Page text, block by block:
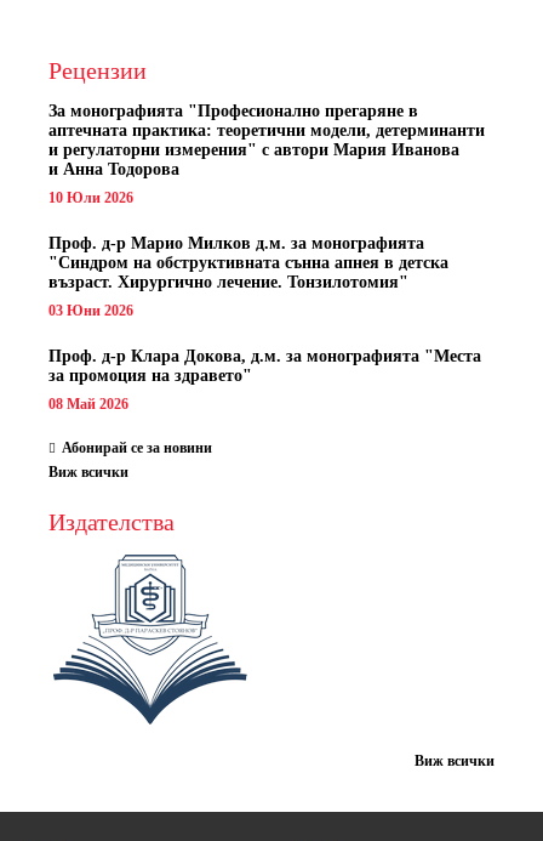
Рецензии
За монографията "Професионално прегаряне в
аптечната практика: теоретични модели, детерминанти
и регулаторни измерения" с автори Мария Иванова
и Анна Тодорова
10 Юли 2026
Проф. д-р Марио Милков д.м. за монографията
"Синдром на обструктивната сънна апнея в детска
възраст. Хирургично лечение. Тонзилотомия"
03 Юни 2026
Проф. д-р Клара Докова, д.м. за монографията "Места
за промоция на здравето"
08 Май 2026
Абонирай се за новини
Виж всички
Издателства
Виж всички